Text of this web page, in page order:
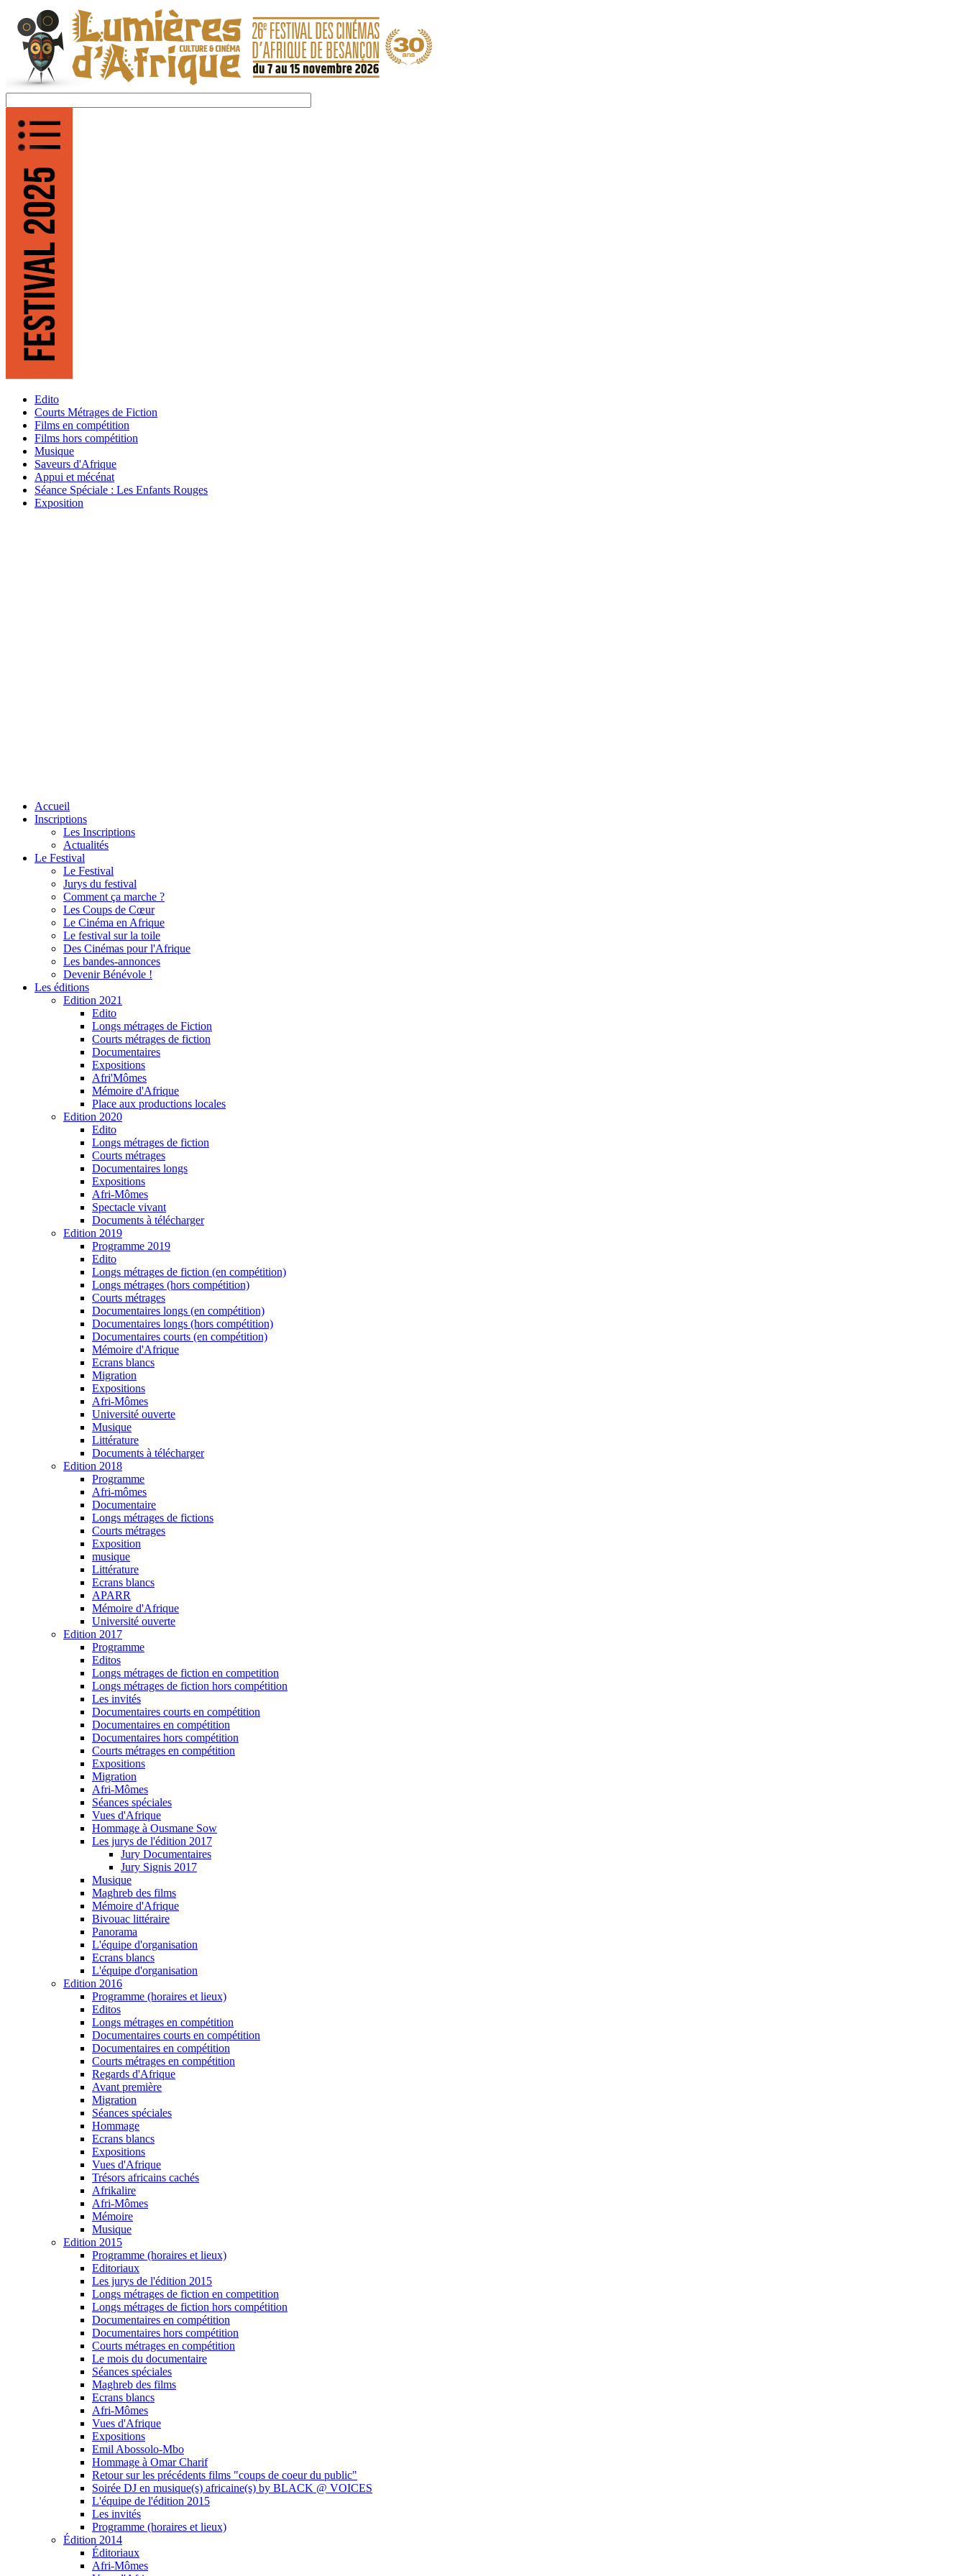
Edito
Courts Métrages de Fiction
Films en compétition
Films hors compétition
Musique
Saveurs d'Afrique
Appui et mécénat
Séance Spéciale : Les Enfants Rouges
Exposition
Accueil
Inscriptions
Les Inscriptions
Actualités
Le Festival
Le Festival
Jurys du festival
Comment ça marche ?
Les Coups de Cœur
Le Cinéma en Afrique
Le festival sur la toile
Des Cinémas pour l'Afrique
Les bandes-annonces
Devenir Bénévole !
Les éditions
Edition 2021
Edito
Longs métrages de Fiction
Courts métrages de fiction
Documentaires
Expositions
Afri'Mômes
Mémoire d'Afrique
Place aux productions locales
Edition 2020
Edito
Longs métrages de fiction
Courts métrages
Documentaires longs
Expositions
Afri-Mômes
Spectacle vivant
Documents à télécharger
Edition 2019
Programme 2019
Edito
Longs métrages de fiction (en compétition)
Longs métrages (hors compétition)
Courts métrages
Documentaires longs (en compétition)
Documentaires longs (hors compétition)
Documentaires courts (en compétition)
Mémoire d'Afrique
Ecrans blancs
Migration
Expositions
Afri-Mômes
Université ouverte
Musique
Littérature
Documents à télécharger
Edition 2018
Programme
Afri-mômes
Documentaire
Longs métrages de fictions
Courts métrages
Exposition
musique
Littérature
Ecrans blancs
APARR
Mémoire d'Afrique
Université ouverte
Edition 2017
Programme
Editos
Longs métrages de fiction en competition
Longs métrages de fiction hors compétition
Les invités
Documentaires courts en compétition
Documentaires en compétition
Documentaires hors compétition
Courts métrages en compétition
Expositions
Migration
Afri-Mômes
Séances spéciales
Vues d'Afrique
Hommage à Ousmane Sow
Les jurys de l'édition 2017
Jury Documentaires
Jury Signis 2017
Musique
Maghreb des films
Mémoire d'Afrique
Bivouac littéraire
Panorama
L'équipe d'organisation
Ecrans blancs
L'équipe d'organisation
Edition 2016
Programme (horaires et lieux)
Editos
Longs métrages en compétition
Documentaires courts en compétition
Documentaires en compétition
Courts métrages en compétition
Regards d'Afrique
Avant première
Migration
Séances spéciales
Hommage
Ecrans blancs
Expositions
Vues d'Afrique
Trésors africains cachés
Afrikalire
Afri-Mômes
Mémoire
Musique
Edition 2015
Programme (horaires et lieux)
Editoriaux
Les jurys de l'édition 2015
Longs métrages de fiction en competition
Longs métrages de fiction hors compétition
Documentaires en compétition
Documentaires hors compétition
Courts métrages en compétition
Le mois du documentaire
Séances spéciales
Maghreb des films
Ecrans blancs
Afri-Mômes
Vues d'Afrique
Expositions
Emil Abossolo-Mbo
Hommage à Omar Charif
Retour sur les précédents films "coups de coeur du public"
Soirée DJ en musique(s) africaine(s) by BLACK @ VOICES
L'équipe de l'édition 2015
Les invités
Programme (horaires et lieux)
Édition 2014
Éditoriaux
Afri-Mômes